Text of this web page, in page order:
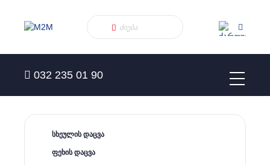
032 235 01 90
სხეულის დაცვა
ფეხის დაცვა